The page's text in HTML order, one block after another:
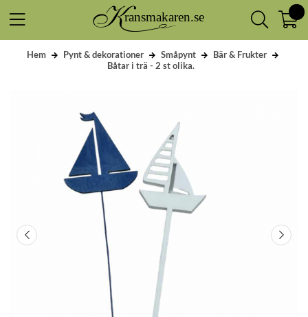
Hem Pynt & dekorationer Småpynt
Bär & Frukter
Båtar i trä - 2 st olika.